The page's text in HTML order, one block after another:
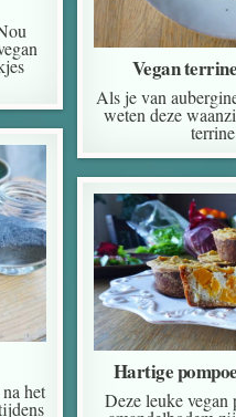
Vegan
Als je van
weten deze
het
Hartige
Deze leuke vegan